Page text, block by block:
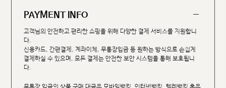
PAYMENT INFO
고객님의 안전하고 편리한 쇼핑을 위해 다양한 결제 서비스를 지원합니
다.
신용카드, 간편결제, 계좌이체, 무통장입금 등 원하는 방식으로 손쉽게
결제하실 수 있으며, 모든 결제는 안전한 보안 시스템을 통해 보호됩니
다.